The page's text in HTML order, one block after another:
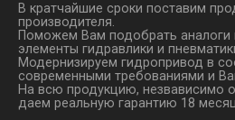
В кратчайшие сроки поставим
производителя.
Поможем Вам подобрать аналоги
элементы гидравлики и
Модернизируем гидропривод в
современными требованиями и
На всю продукцию, незвависимо
даем реальную гарантию 18